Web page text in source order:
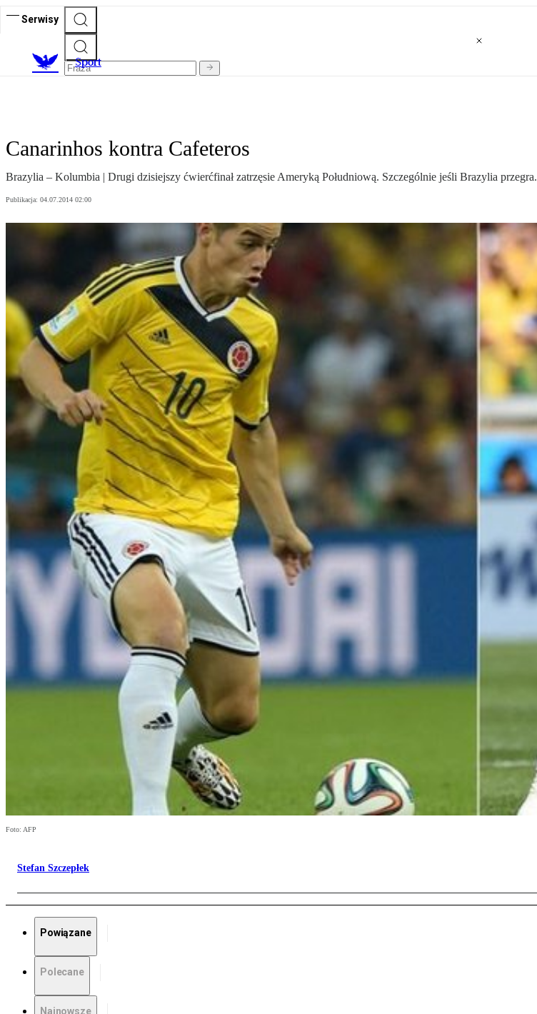
Serwisy
Sport
Canarinhos kontra Cafeteros
Brazylia – Kolumbia | Drugi dzisiejszy ćwierćfinał zatrzęsie Ameryką Południową. Szczególnie jeśli Brazylia przegra.
Publikacja: 04.07.2014 02:00
Foto: AFP
Stefan Szczepłek
Powiązane
Polecane
Najnowsze